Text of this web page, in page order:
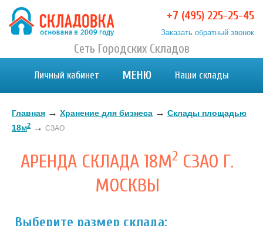
Хранение вещей в Москве и МО. Склад временного
Хранение вещей в Москве и МО. Склад временного хранения. Складовка
+7 (495) 225-25-45
Заказать обратный звонок
Сеть Городских Складов
Личный кабинет МЕНЮ Наши склады
Главная → Хранение для бизнеса → Склады площадью
18м2 → СЗАО
АРЕНДА СКЛАДА 18М2 СЗАО Г.
МОСКВЫ
Выберите размер склада: